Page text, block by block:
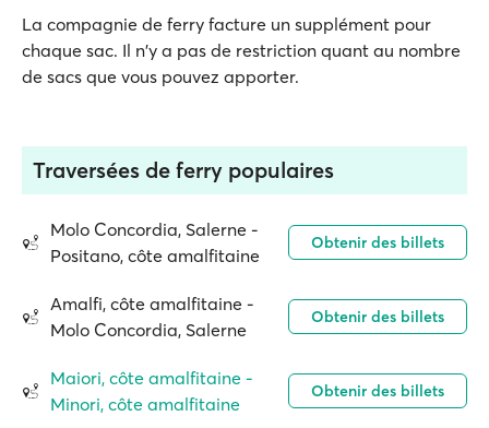
La compagnie de ferry facture un supplément pour
chaque sac. Il n'y a pas de restriction quant au nombre
de sacs que vous pouvez apporter.
Traversées de ferry populaires
Molo Concordia, Salerne -
Positano, côte amalfitaine
Obtenir des billets
Amalfi, côte amalfitaine -
Molo Concordia, Salerne
Obtenir des billets
Maiori, côte amalfitaine -
Minori, côte amalfitaine
Obtenir des billets